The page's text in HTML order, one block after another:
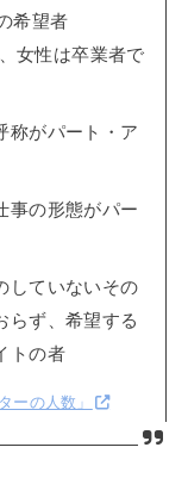
希望者
女性は卒業者で
称がパート・ア
事の形態がパー
していないその
らず、希望する
トの者
の人数」